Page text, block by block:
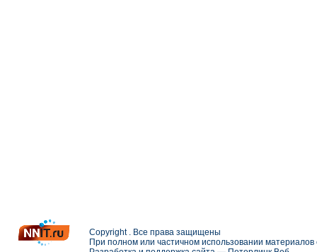
Copyright . Все права защищены
При полном или частичном использовании